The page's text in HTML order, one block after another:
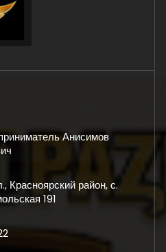
Анисимов
Красноярский район, с.
191